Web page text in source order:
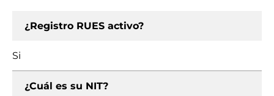
¿Registro RUES activo?
Si
¿Cuál es su NIT?